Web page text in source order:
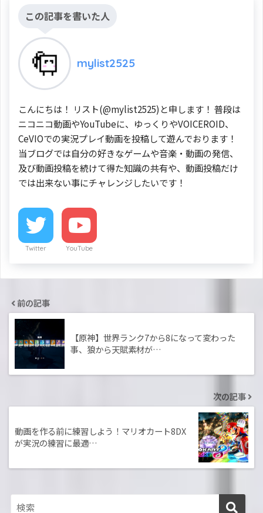
この記事を書いた人
mylist2525
こんにちは！ リスト(@mylist2525)と申します！ 普段は
ニコニコ動画やYouTubeに、ゆっくりやVOICEROID、
CeVIOでの実況プレイ動画を投稿して遊んでおります！
当ブログでは自分の好きなゲームや音楽・動画の発信、
及び動画投稿を続けて得た知識の共有や、動画投稿だけ
では出来ない事にチャレンジしたいです！
Twitter YouTube
前の記事
【原神】世界ランク7から8になって変わった
事、狼から天賦素材が…
次の記事
動画を作る前に練習しよう！マリオカート8DX
が実況の練習に最適…